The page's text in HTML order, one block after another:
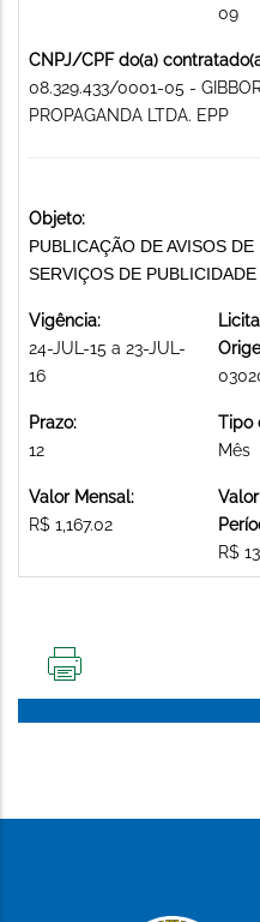
09
CNPJ/CPF do(a)
08.329.433/0001-05 -
PROPAGANDA LTDA. EPP
Objeto:
PUBLICAÇÃO DE AVISOS
SERVIÇOS DE
Vigência:
24-JUL-15 a 23-JUL-
16
Prazo:
12
Tipo
Mês
Valor Mensal:
R$ 1,167.02
R$
PÁGINA